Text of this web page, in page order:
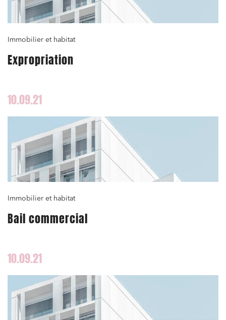
Immobilier et habitat
Expropriation
10.09.21
Immobilier et habitat
Bail commercial
10.09.21